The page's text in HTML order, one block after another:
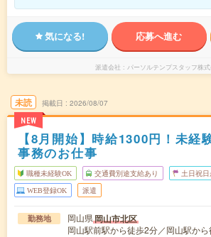
気になる! 応募へ進む
派遣会社 パーソルテンプスタッフ株式
未読
NEW
掲載日 2026/08/07
【8月開始】時給1300円！未経
事務のお仕事
職種未経験OK 交通費別途支給あり 土日祝日
WEB登録OK 派遣
勤務地 岡山県岡山市北区
岡山駅前駅から徒歩2分／岡山駅か